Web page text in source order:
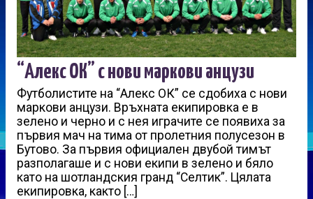
“Алекс ОК” с нови маркови анцузи
Футболистите на “Алекс ОК” се сдобиха с нови
маркови анцузи. Връхната екипировка е в
зелено и черно и с нея играчите се появиха за
първия мач на тима от пролетния полусезон в
Бутово. За първия официален двубой тимът
разполагаше и с нови екипи в зелено и бяло
като на шотландския гранд “Селтик”. Цялата
екипировка, както […]